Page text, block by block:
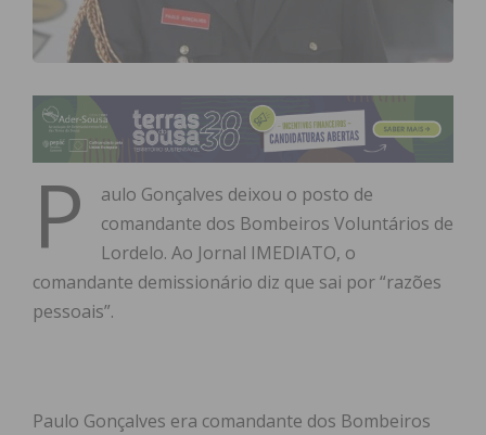
P
aulo Gonçalves deixou o posto de
comandante dos Bombeiros Voluntários de
Lordelo. Ao Jornal IMEDIATO, o
comandante demissionário diz que sai por “razões
pessoais”.
Paulo Gonçalves era comandante dos Bombeiros